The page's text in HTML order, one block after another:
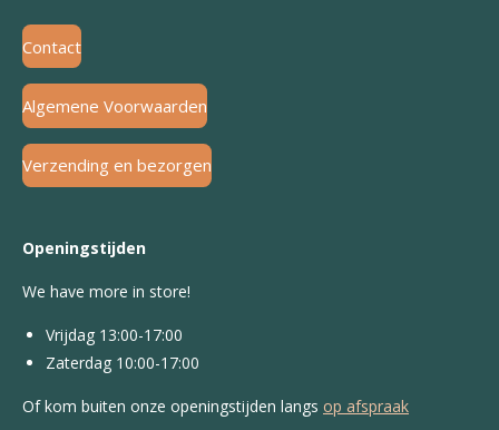
Contact
Algemene Voorwaarden
Verzending en bezorgen
Openingstijden
We have more in store!
Vrijdag 13:00-17:00
Zaterdag 10:00-17:00
Of kom buiten onze openingstijden langs op afspraak